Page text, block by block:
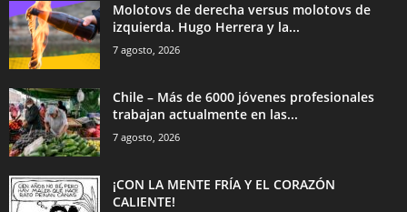
Molotovs de derecha versus molotovs de
izquierda. Hugo Herrera y la...
7 agosto, 2026
Chile – Más de 6000 jóvenes profesionales
trabajan actualmente en las...
7 agosto, 2026
¡CON LA MENTE FRÍA Y EL CORAZÓN
CALIENTE!